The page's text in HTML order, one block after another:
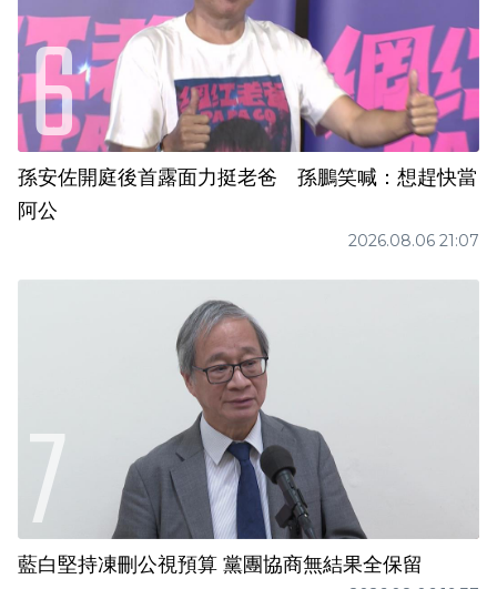
孫安佐開庭後首露面力挺老爸 孫鵬笑喊：想趕快當
阿公
2026.08.06 21:07
藍白堅持凍刪公視預算 黨團協商無結果全保留